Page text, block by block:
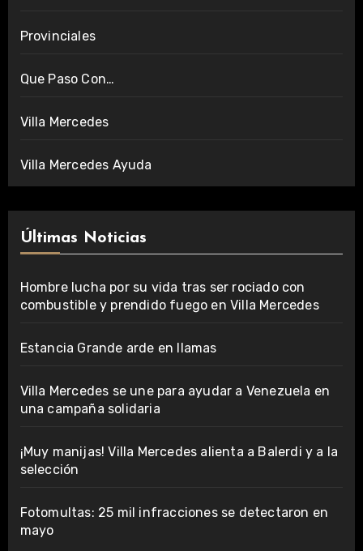
Provinciales
Que Paso Con…
Villa Mercedes
Villa Mercedes Ayuda
Últimas Noticias
Hombre lucha por su vida tras ser rociado con
combustible y prendido fuego en Villa Mercedes
Estancia Grande arde en llamas
Villa Mercedes se une para ayudar a Venezuela en
una campaña solidaria
¡Muy manijas! Villa Mercedes alienta a Balerdi y a la
selección
Fotomultas: 25 mil infracciones se detectaron en
mayo